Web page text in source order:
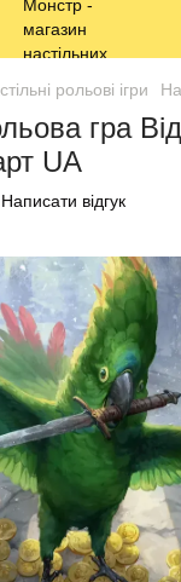
рольові ігри
гра
UA
Написати відгук